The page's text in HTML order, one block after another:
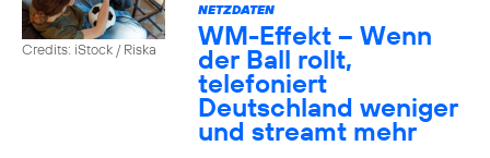
Credits: iStock / Riska
NETZDATEN
WM-Effekt – Wenn
der Ball rollt,
telefoniert
Deutschland weniger
und streamt mehr